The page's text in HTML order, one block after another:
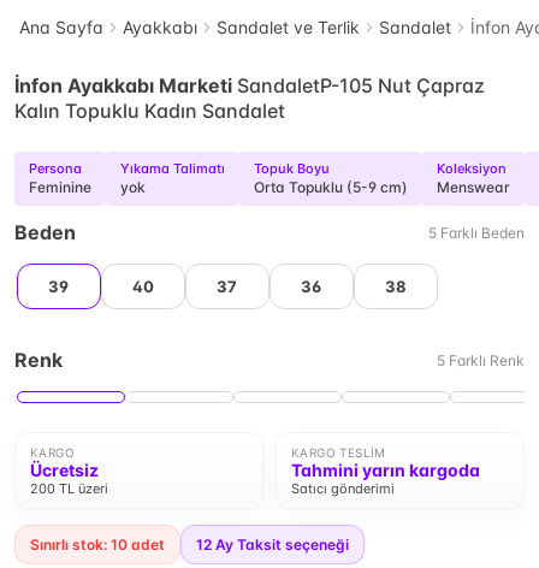
Ana Sayfa Ayakkabı Sandalet ve Terlik Sandalet İnfon
İnfon Ayakkabı Marketi SandaletP-105 Nut Çapraz
Kalın Topuklu Kadın Sandalet
Persona
Feminine
Yıkama Talimatı
yok
Topuk Boyu
Orta Topuklu (5-9 cm)
Koleksiyon
Menswear
Beden 5 Farklı Beden
39 40 37 36 38
Renk 5 Farklı Renk
KARGO
Ücretsiz
200 TL üzeri
KARGO TESLIM
Tahmini yarın kargoda
Satıcı gönderimi
Sınırlı stok: 10 adet 12 Ay Taksit seçeneği